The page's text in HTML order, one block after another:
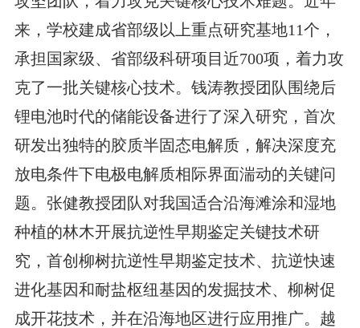
来，学校建成省部级以上重点研究基地11个，
承担国家级、省部级科研项目近700项，着力攻
克了一批关键核心技术。钱涛教授团队围绕后
锂电池时代的储能设备进行了深入研究，首次
研发出独特的胶质半固态电解质，解决深度充
放电条件下电极电解质相际界面湍动的关键问
题。张健教授团队对我国适合沿海滩涂和湿地
种植的林木开展抗逆性早期鉴定关键技术研
究，首创柳树抗逆性早期鉴定技术、抗逆快速
进化基因和耐盐枢纽基因的发掘技术、柳树促
成开花技术，并在沿海地区进行应用推广。越